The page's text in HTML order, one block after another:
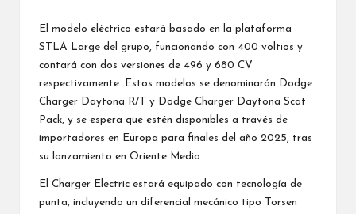
El modelo eléctrico estará basado en la plataforma
STLA Large del grupo, funcionando con 400 voltios y
contará con dos versiones de 496 y 680 CV
respectivamente. Estos modelos se denominarán Dodge
Charger Daytona R/T y Dodge Charger Daytona Scat
Pack, y se espera que estén disponibles a través de
importadores en Europa para finales del año 2025, tras
su lanzamiento en Oriente Medio.
El Charger Electric estará equipado con tecnología de
punta, incluyendo un diferencial mecánico tipo Torsen